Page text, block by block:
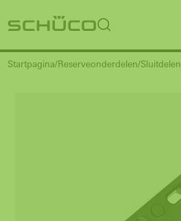
Startpagina Reserveonderdelen Sluitdelen